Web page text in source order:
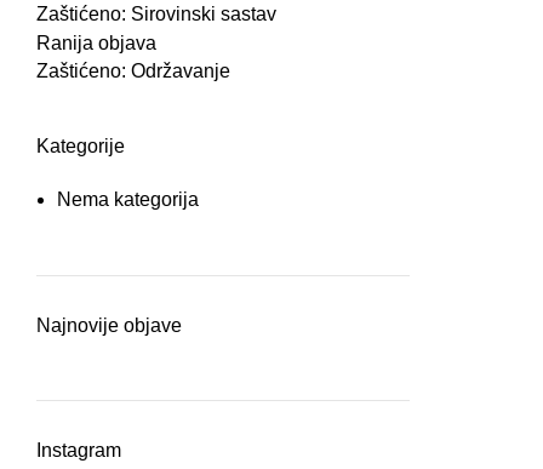
Zaštićeno: Sirovinski sastav
Ranija objava
Zaštićeno: Održavanje
Kategorije
Nema kategorija
Najnovije objave
Instagram